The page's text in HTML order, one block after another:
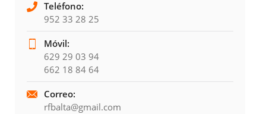
Teléfono:
952 33 28 25
Móvil:
629 29 03 94
662 18 84 64
Correo:
rfbalta@gmail.com